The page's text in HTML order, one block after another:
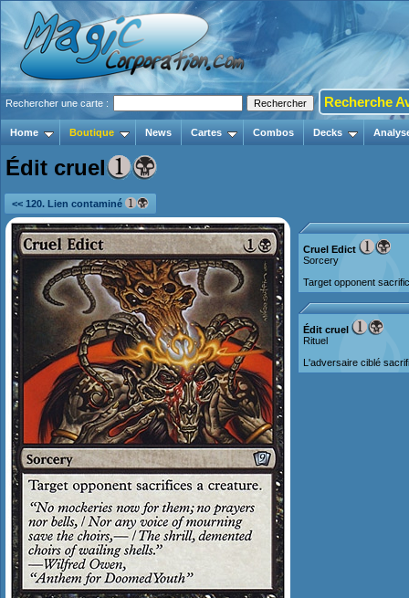
Rechercher une carte : Recherche
Home Boutique News Cartes Combos Decks
Édit cruel
<< 120. Lien contaminé
Cruel Edict
Sorcery
Target opponent
Édit cruel
Rituel
L'adversaire ciblé